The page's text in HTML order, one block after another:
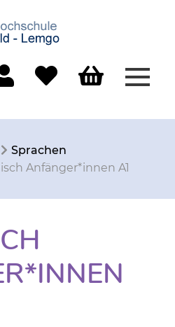
Sprachen
Anfänger*innen A1